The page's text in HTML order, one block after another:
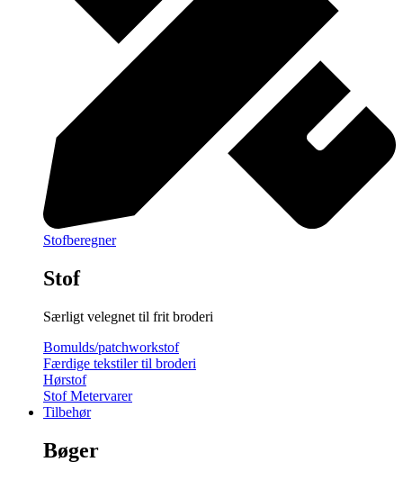
Stofberegner
Stof
Særligt velegnet til frit broderi
Bomulds/patchworkstof
Færdige tekstiler til broderi
Hørstof
Stof Metervarer
Tilbehør
Bøger